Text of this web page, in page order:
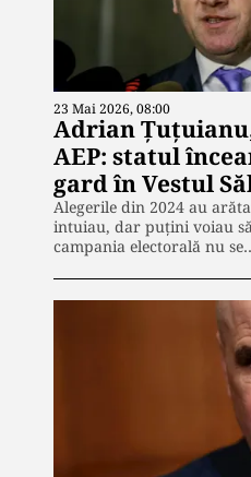
23 Mai 2026, 08:00
Adrian
AEP: statul
gard în Vestul
Alegerile din 2024 au
intuiau, dar puțini voiau
campania electorală nu